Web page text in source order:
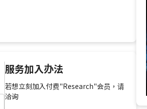
服务加入办法
若想立刻加入付费"Research"会员，请
洽询